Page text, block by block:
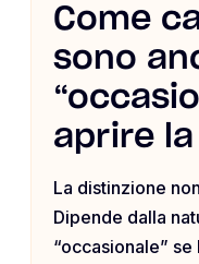
Come
sono
aprire
La distinzione
Dipende dalla
“occasionale”